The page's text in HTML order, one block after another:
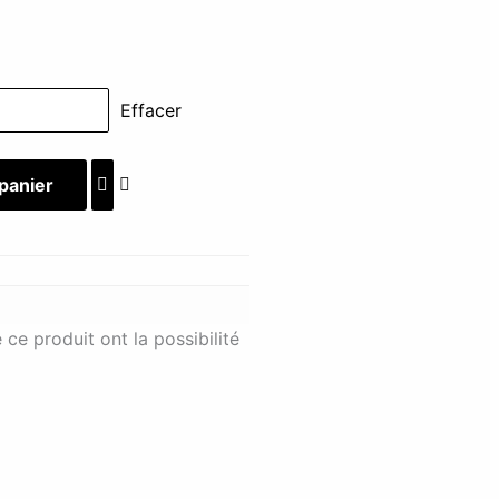
Effacer
ce produit ont la possibilité